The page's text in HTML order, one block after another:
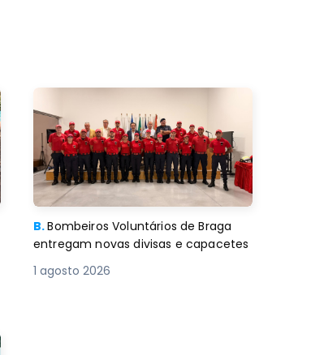
B.Bombeiros Voluntários de Braga
entregam novas divisas e capacetes
1 agosto 2026